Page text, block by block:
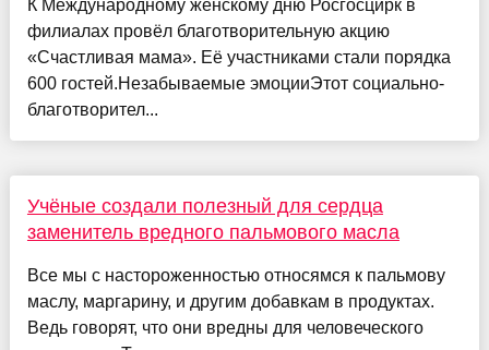
К Международному женскому дню Росгосцирк в
филиалах провёл благотворительную акцию
«Счастливая мама». Её участниками стали порядка
600 гостей.Незабываемые эмоцииЭтот социально-
благотворител...
Учёные создали полезный для сердца
заменитель вредного пальмового масла
Все мы с настороженностью относямся к пальмову
маслу, маргарину, и другим добавкам в продуктах.
Ведь говорят, что они вредны для человеческого